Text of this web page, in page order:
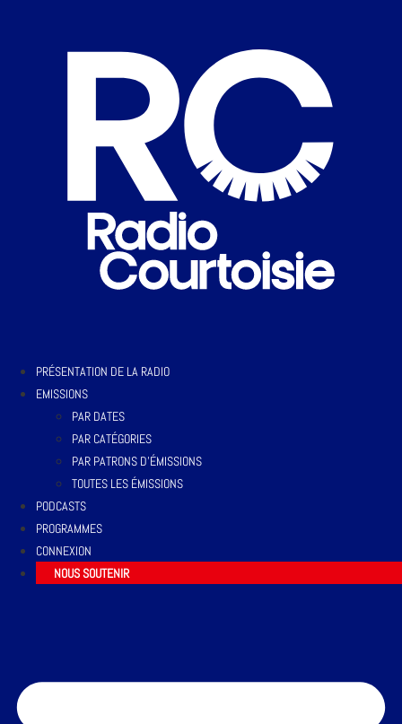
PRÉSENTATION DE LA RADIO
EMISSIONS
PAR DATES
PAR CATÉGORIES
PAR PATRONS D’ÉMISSIONS
TOUTES LES ÉMISSIONS
PODCASTS
PROGRAMMES
CONNEXION
NOUS SOUTENIR